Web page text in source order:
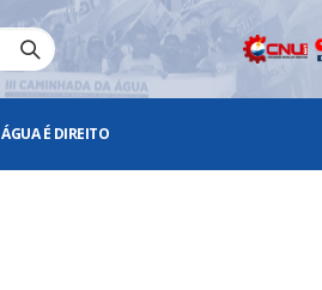
ÁGUA É DIREITO